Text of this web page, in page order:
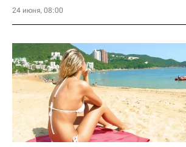
24 июня, 08:00